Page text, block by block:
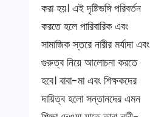
করা হয়। এই দৃষ্টিভঙ্গি পরিবর্তন
করতে হলে পারিবারিক এবং
সামাজিক স্তরে নারীর মর্যাদা এবং
গুরুত্ব নিয়ে আলোচনা করতে
হবে। বাবা-মা এবং শিক্ষকদের
দায়িত্ব হলো সন্তানদের এমন